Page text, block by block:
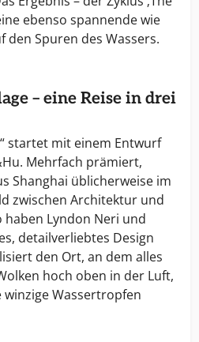
ebenso spannende wie
den Spuren des Wassers.
– eine Reise in drei
startet mit einem Entwurf
Mehrfach prämiert,
Shanghai üblicherweise im
zwischen Architektur und
haben Lyndon Neri und
detailverliebtes Design
den Ort, an dem alles
hoch oben in der Luft,
Wassertropfen